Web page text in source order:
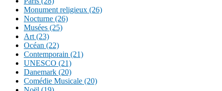
Monument religieux (26)
Nocturne (26)
Musées (25)
Art (23)
Océan (22)
Contemporain (21)
UNESCO (21)
Danemark (20)
Comédie Musicale (20)